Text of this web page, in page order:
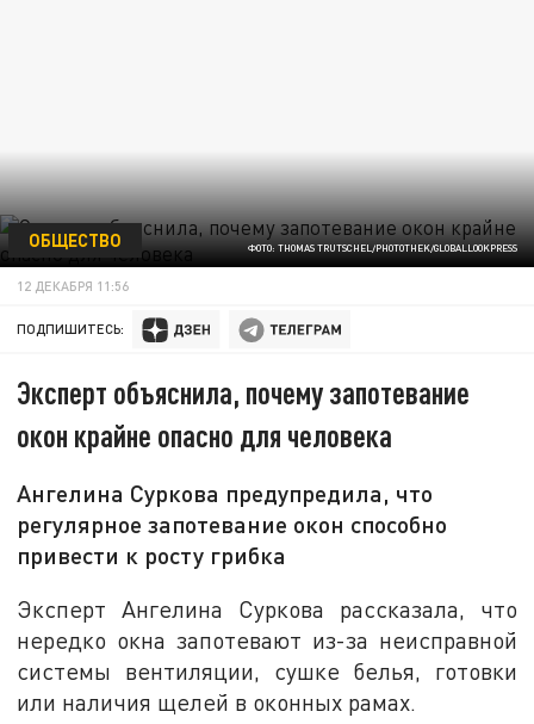
ФОТО: THOMAS TRUTSCHEL/PHOTOTHEK/GLOBALLOOKPRESS
ОБЩЕСТВО
12 ДЕКАБРЯ 11:56
ПОДПИШИТЕСЬ:
Эксперт объяснила, почему запотевание
окон крайне опасно для человека
Ангелина Суркова предупредила, что
регулярное запотевание окон способно
привести к росту грибка
Эксперт Ангелина Суркова рассказала, что
нередко окна запотевают из-за неисправной
системы вентиляции, сушке белья, готовки
или наличия щелей в оконных рамах.